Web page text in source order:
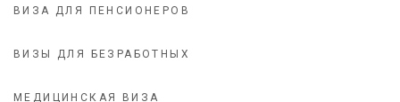
ВИЗА ДЛЯ ПЕНСИОНЕРОВ
ВИЗЫ ДЛЯ БЕЗРАБОТНЫХ
МЕДИЦИНСКАЯ ВИЗА